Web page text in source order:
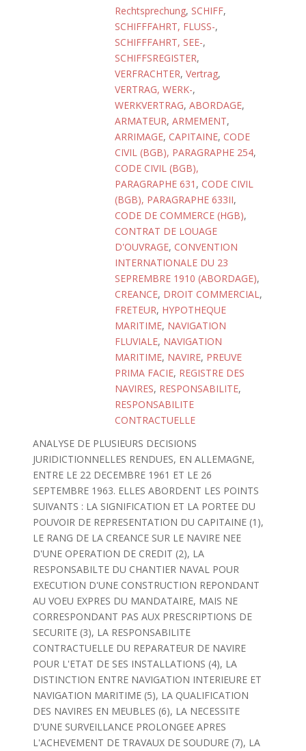
Rechtsprechung, SCHIFF,
SCHIFFFAHRT, FLUSS-,
SCHIFFFAHRT, SEE-,
SCHIFFSREGISTER,
VERFRACHTER, Vertrag,
VERTRAG, WERK-,
WERKVERTRAG, ABORDAGE,
ARMATEUR, ARMEMENT,
ARRIMAGE, CAPITAINE, CODE
CIVIL (BGB), PARAGRAPHE 254,
CODE CIVIL (BGB),
PARAGRAPHE 631 , CODE CIVIL
(BGB), PARAGRAPHE 633II,
CODE DE COMMERCE (HGB),
CONTRAT DE LOUAGE
D'OUVRAGE, CONVENTION
INTERNATIONALE DU 23
SEPREMBRE 1910 (ABORDAGE),
CREANCE, DROIT COMMERCIAL,
FRETEUR, HYPOTHEQUE
MARITIME, NAVIGATION
FLUVIALE, NAVIGATION
MARITIME, NAVIRE, PREUVE
PRIMA FACIE, REGISTRE DES
NAVIRES, RESPONSABILITE,
RESPONSABILITE
CONTRACTUELLE
ANALYSE DE PLUSIEURS DECISIONS
JURIDICTIONNELLES RENDUES, EN ALLEMAGNE,
ENTRE LE 22 DECEMBRE 1961 ET LE 26
SEPTEMBRE 1963. ELLES ABORDENT LES POINTS
SUIVANTS : LA SIGNIFICATION ET LA PORTEE DU
POUVOIR DE REPRESENTATION DU CAPITAINE (1),
LE RANG DE LA CREANCE SUR LE NAVIRE NEE
D'UNE OPERATION DE CREDIT (2), LA
RESPONSABILTE DU CHANTIER NAVAL POUR
EXECUTION D'UNE CONSTRUCTION REPONDANT
AU VOEU EXPRES DU MANDATAIRE, MAIS NE
CORRESPONDANT PAS AUX PRESCRIPTIONS DE
SECURITE (3), LA RESPONSABILITE
CONTRACTUELLE DU REPARATEUR DE NAVIRE
POUR L'ETAT DE SES INSTALLATIONS (4), LA
DISTINCTION ENTRE NAVIGATION INTERIEURE ET
NAVIGATION MARITIME (5), LA QUALIFICATION
DES NAVIRES EN MEUBLES (6), LA NECESSITE
D'UNE SURVEILLANCE PROLONGEE APRES
L'ACHEVEMENT DE TRAVAUX DE SOUDURE (7), LA